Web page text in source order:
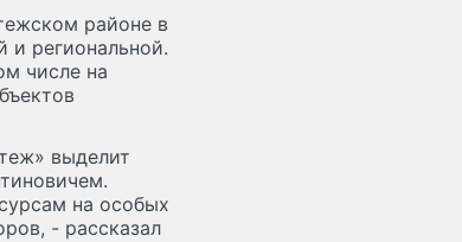
районе в
и региональной.
числе на
выделит
на особых
- рассказал